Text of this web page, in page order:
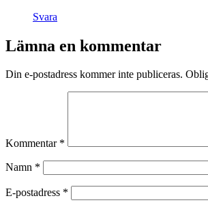
Svara
Lämna en kommentar
Din e-postadress kommer inte publiceras.
Kommentar *
Namn *
E-postadress *